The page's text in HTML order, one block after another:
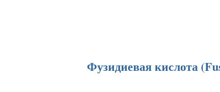
Фузидиевая кислота